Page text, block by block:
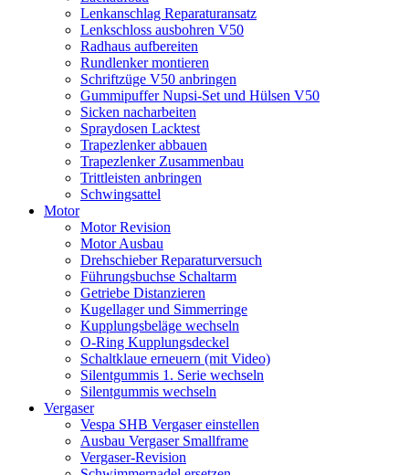
Lenkanschlag Reparaturansatz
Lenkschloss ausbohren V50
Radhaus aufbereiten
Rundlenker montieren
Schriftzüge V50 anbringen
Gummipuffer Nupsi-Set und Hülsen V50
Sicken nacharbeiten
Spraydosen Lacktest
Trapezlenker abbauen
Trapezlenker Zusammenbau
Trittleisten anbringen
Schwingsattel
Motor
Motor Revision
Motor Ausbau
Drehschieber Reparaturversuch
Führungsbuchse Schaltarm
Getriebe Distanzieren
Kugellager und Simmerringe
Kupplungsbeläge wechseln
O-Ring Kupplungsdeckel
Schaltklaue erneuern (mit Video)
Silentgummis 1. Serie wechseln
Silentgummis wechseln
Vergaser
Vespa SHB Vergaser einstellen
Ausbau Vergaser Smallframe
Vergaser-Revision